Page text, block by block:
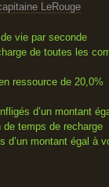
LeRouge
vie par seconde
de toutes les
ressource de 20,0%
d’un montant
de temps de recharge
d’un montant égal à